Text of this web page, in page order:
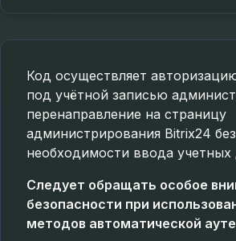
Код осуществляет
под учётной записью
перенаправление на страницу
администрирования Bitrix24 без
необходимости ввода учетных
Следует обращать особое
безопасности при
методов автоматической